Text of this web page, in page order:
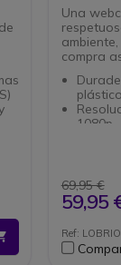
Una
compra
1080p
Tapa
USB-A
69,95 €
59,95
Ref: